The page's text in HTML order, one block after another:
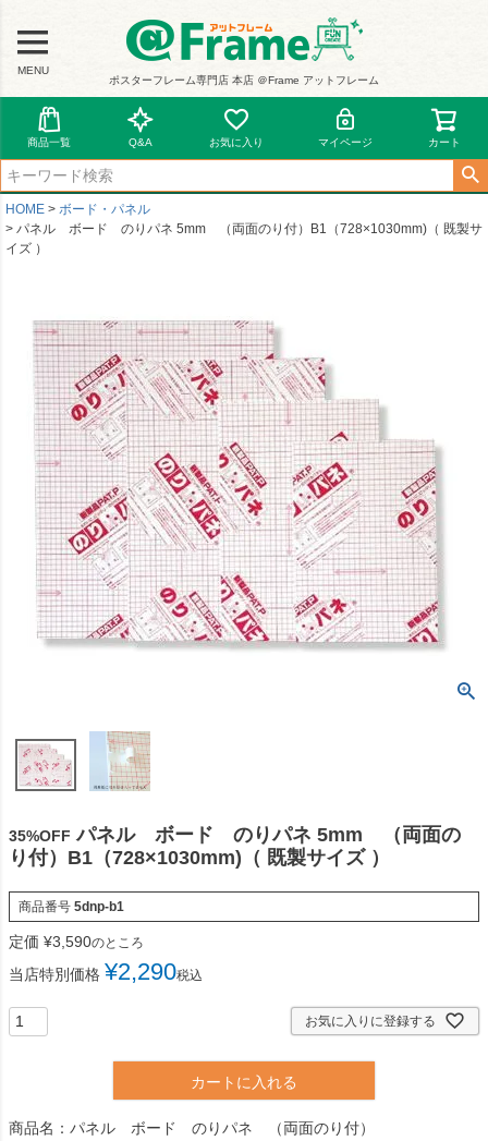
MENU
ポスターフレーム専門店 本店 ＠Frame アットフレーム
商品一覧 Q&A お気に入り マイページ カート
HOME
ボード・パネル
パネル ボード のりパネ 5mm （両面のり付）B1（728×1030mm)（ 既製サ
イズ ）
35%OFF パネル ボード のりパネ 5mm （両面の
り付）B1（728×1030mm)（ 既製サイズ ）
商品番号 5dnp-b1
定価 ¥3,590のところ
当店特別価格 ¥2,290税込
お気に入りに登録する
カートに入れる
商品名：パネル ボード のりパネ （両面のり付）